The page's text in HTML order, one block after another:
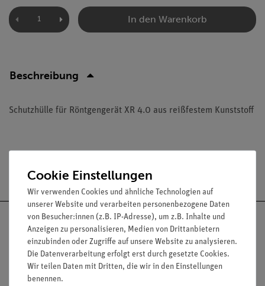
In den Warenkorb
Beschreibung
Schutzhülle für Röntgengerät XR 4.0 aus reißfestem Kunststoff
Versandkostenfrei ab 300,- €
Nach oben
Cookie Einstellungen
Wir verwenden Cookies und ähnliche Technologien auf
unserer Website und verarbeiten personenbezogene Daten
von Besucher:innen (z.B. IP-Adresse), um z.B. Inhalte und
Anzeigen zu personalisieren, Medien von Drittanbietern
einzubinden oder Zugriffe auf unsere Website zu analysieren.
Die Datenverarbeitung erfolgt erst durch gesetzte Cookies.
Wir teilen Daten mit Dritten, die wir in den Einstellungen
benennen.